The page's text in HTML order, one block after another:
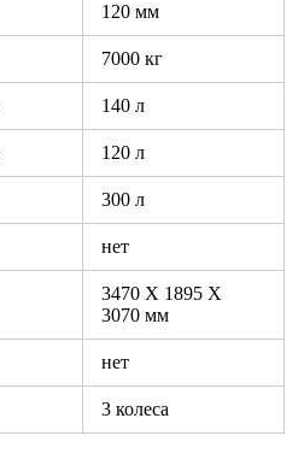
120 мм
7000 кг
140 л
120 л
300 л
нет
3470 X 1895 X
3070 мм
нет
3 колеса